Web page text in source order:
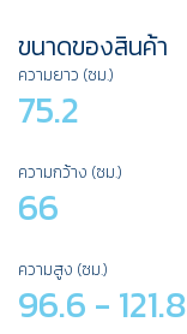
ขนาดของสินค้า
ความยาว (ซม.)
75.2
ความกว้าง (ซม.)
66
ความสูง (ซม.)
96.6 - 121.8